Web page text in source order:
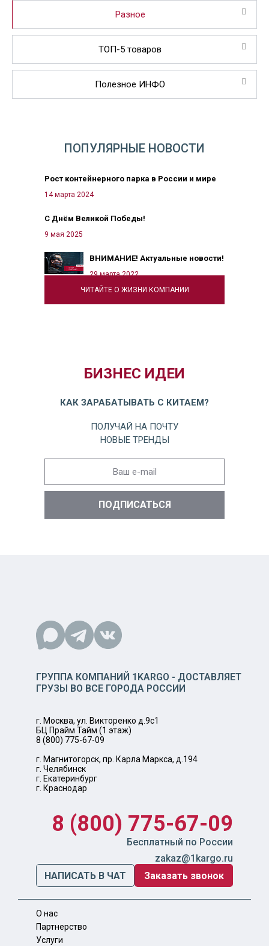
Разное
ТОП-5 товаров
Полезное ИНФО
ЧИТАЙТЕ О ЖИЗНИ КОМПАНИИ
ПОПУЛЯРНЫЕ НОВОСТИ
Рост контейнерного парка в России и мире
14 марта 2024
С Днём Великой Победы!
9 мая 2025
ВНИМАНИЕ! Актуальные новости!
29 марта 2022
БИЗНЕС ИДЕИ
КАК ЗАРАБАТЫВАТЬ С КИТАЕМ?
ПОЛУЧАЙ НА ПОЧТУ
НОВЫЕ ТРЕНДЫ
ГРУППА КОМПАНИЙ 1KARGO - ДОСТАВЛЯЕТ
ГРУЗЫ ВО ВСЕ ГОРОДА РОССИИ
г. Москва, ул. Викторенко д.9с1
БЦ Прайм Тайм (1 этаж)
8 (800) 775-67-09
г. Магнитогорск, пр. Карла Маркса, д.194
г. Челябинск
г. Екатеринбург
г. Краснодар
8 (800) 775-67-09
Бесплатный по России
zakaz@1kargo.ru
НАПИСАТЬ В ЧАТ
Заказать звонок
О нас
Партнерство
Услуги